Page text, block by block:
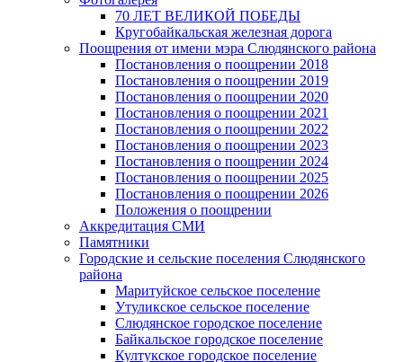
70 ЛЕТ ВЕЛИКОЙ ПОБЕДЫ
Кругобайкальская железная дорога
Поощрения от имени мэра Слюдянского района
Постановления о поощрении 2018
Постановления о поощрении 2019
Постановления о поощрении 2020
Постановления о поощрении 2021
Постановления о поощрении 2022
Постановления о поощрении 2023
Постановления о поощрении 2024
Постановления о поощрении 2025
Постановления о поощрении 2026
Положения о поощрении
Аккредитация СМИ
Памятники
Городские и сельские поселения Слюдянского
района
Маритуйское сельское поселение
Утуликское сельское поселение
Слюдянское городское поселение
Байкальское городское поселение
Култукское городское поселение